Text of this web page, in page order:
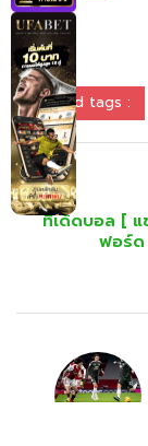
Related tags :
ทีเด็ดบอล [
ฟอร์ด